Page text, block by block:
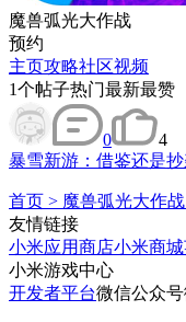
魔兽弧光大作战
预约
主页攻略社区视频
1个帖子热门最新最赞
0
4
暴雪新游：借鉴还是
首页 > 魔兽弧光大作战
友情链接
小米应用商店小米商城
小米游戏中心
开发者平台微信公众号